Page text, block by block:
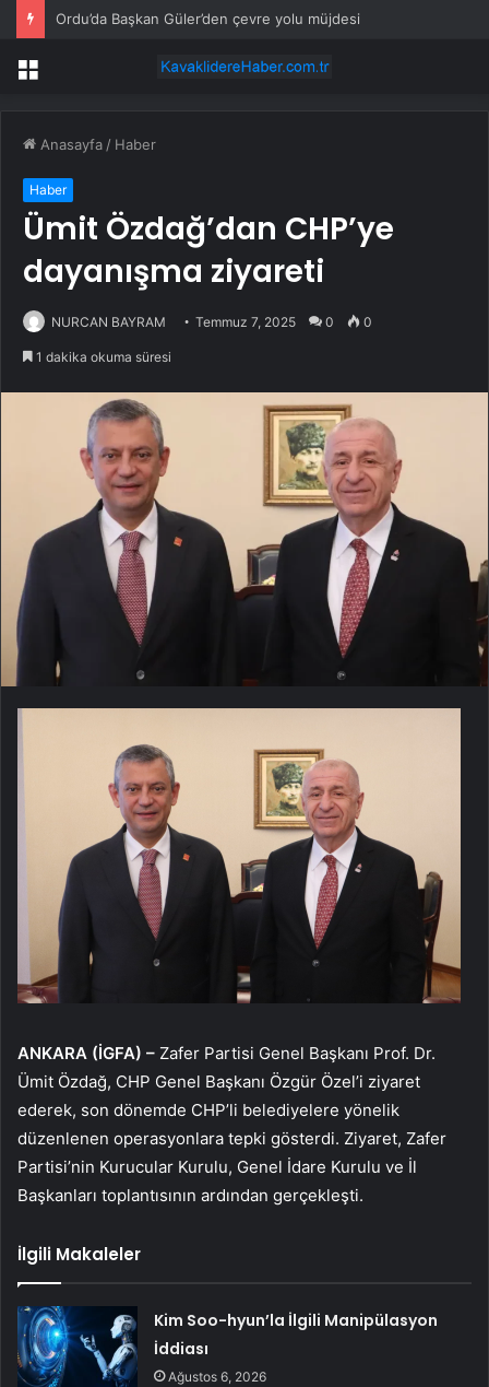
Ordu’da Başkan Güler’den çevre yolu müjdesi
Menü
Anasayfa / Haber
Haber
Ümit Özdağ’dan CHP’ye
dayanışma ziyareti
NURCAN BAYRAM Temmuz 7, 2025 0 0
1 dakika okuma süresi
ANKARA (İGFA) – Zafer Partisi Genel Başkanı Prof. Dr.
Ümit Özdağ, CHP Genel Başkanı Özgür Özel’i ziyaret
ederek, son dönemde CHP’li belediyelere yönelik
düzenlenen operasyonlara tepki gösterdi. Ziyaret, Zafer
Partisi’nin Kurucular Kurulu, Genel İdare Kurulu ve İl
Başkanları toplantısının ardından gerçekleşti.
İlgili Makaleler
Kim Soo-hyun’la İlgili Manipülasyon
İddiası
Ağustos 6, 2026